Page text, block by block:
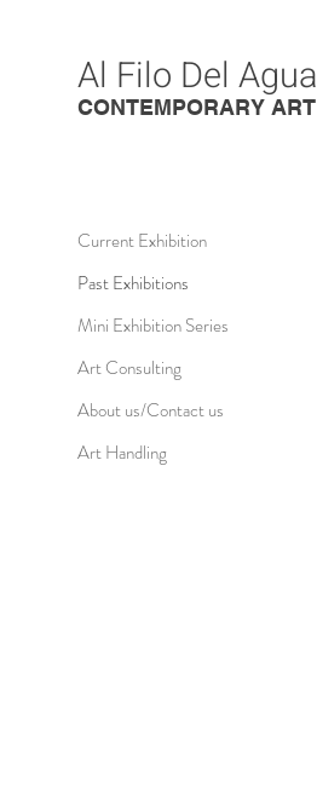
Current Exhibition
Past Exhibitions
Mini Exhibition Series
Art Consulting
About us/Contact us
Art Handling
Al Filo Del Agua
CONTEMPORARY ART